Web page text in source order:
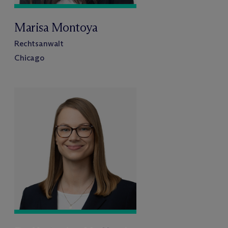
Marisa Montoya
Rechtsanwalt
Chicago